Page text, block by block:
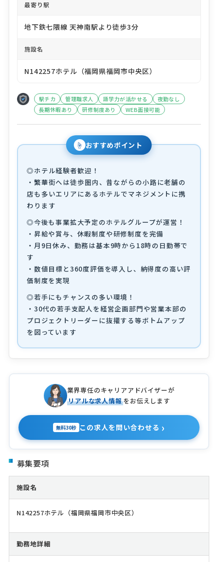
最寄り駅
地下鉄七隈線 天神南駅より徒歩3分
施設名
N142257ホテル（福岡県福岡市中央区）
駅チカ 管理職求人 語学力が活かせる
夜勤なし
長期休暇あり
研修制度あり WEB面接可能
☝ おすすめポイント
◎ホテル経験者歓迎！
・繁華街へは徒歩圏内、昔ながらの小路に老舗の
店も多いエリアにあるホテルでマネジメントに携
わります
◎今後も事業拡大予定のホテルグループが運営！
・昇給や賞与、休暇制度や研修制度を完備
・月9日休み、勤務は基本9時から18時の日勤帯で
す
・数値目標と360度評価を導入し、納得度の高い評
価制度を実現
◎若手にもチャンスの多い環境！
・30代の若手支配人を経営企画部門や営業本部の
プロジェクトリーダーに抜擢する等ボトムアップ
を図っています
業界専任のキャリアアドバイザーが
リアルな求人情報をお伝えします
無料30秒 この求人を問い合わせる ›
募集要項
施設名
N142257ホテル（福岡県福岡市中央区）
勤務地詳細